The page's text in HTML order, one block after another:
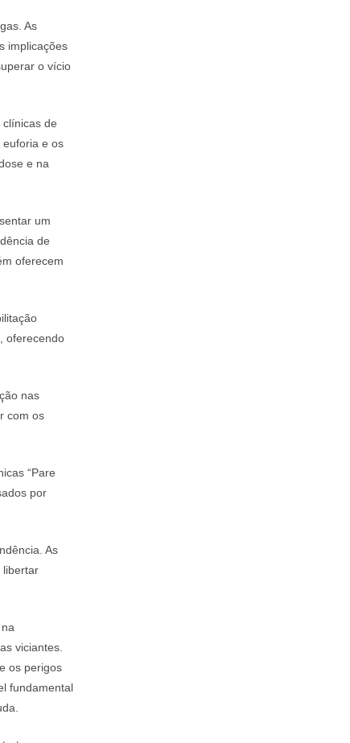
As
implicações
o vício
de
euforia e os
e na
um
de
oferecem
oferecendo
nas
com os
“Pare
por
As
libertar
viciantes.
os perigos
fundamental